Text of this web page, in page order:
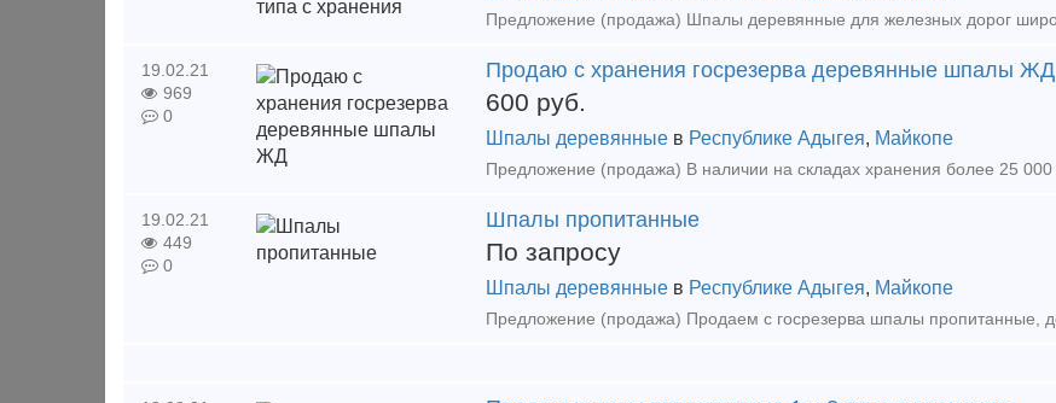
19.02.21
969
0
Продаю с хранения госрезерва деревянные шпалы ЖД
600 руб.
Шпалы деревянные в Республике Адыгея, Майкопе
19.02.21
449
0
Шпалы пропитанные
По запросу
Шпалы деревянные в Республике Адыгея, Майкопе